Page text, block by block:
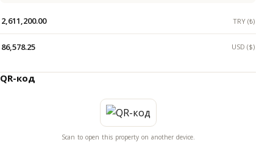
2,611,200.00 TRY (₺)
86,578.25 USD ($)
QR-код
Scan to open this property on another device.